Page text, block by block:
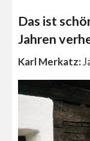
Das ist
Jahren
Karl Merkatz: